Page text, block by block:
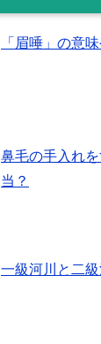
「眉唾」の意
鼻毛の手入れ
当？
一級河川と二